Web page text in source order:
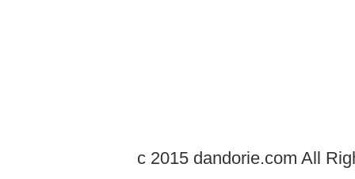
c 2015 dandorie.com All